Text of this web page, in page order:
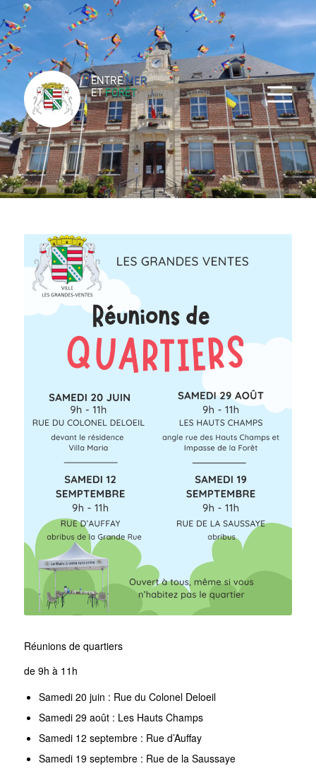
Réunions de quartiers
de 9h à 11h
Samedi 20 juin : Rue du Colonel Deloeil
Samedi 29 août : Les Hauts Champs
Samedi 12 septembre : Rue d’Auffay
Samedi 19 septembre : Rue de la Saussaye